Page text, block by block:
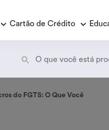
Empréstimo
Cartão de Crédito
do FGTS: O Que Você